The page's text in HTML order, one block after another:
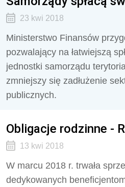
23 kwi 2018
Ministerstwo Finansów
pozwalający na łatwiejszą
jednostki samorządu
zmniejszy się zadłużenie
publicznych.
Obligacje rodzinne -
13 kwi 2018
W marcu 2018 r. trwała
dedykowanych